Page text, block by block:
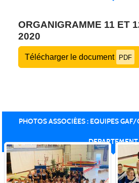
ORGANIGRAMME 11 ET
2020
Télécharger le document PDF
PHOTOS ASSOCIÉES : EQUIPES
DEPARTEMENT